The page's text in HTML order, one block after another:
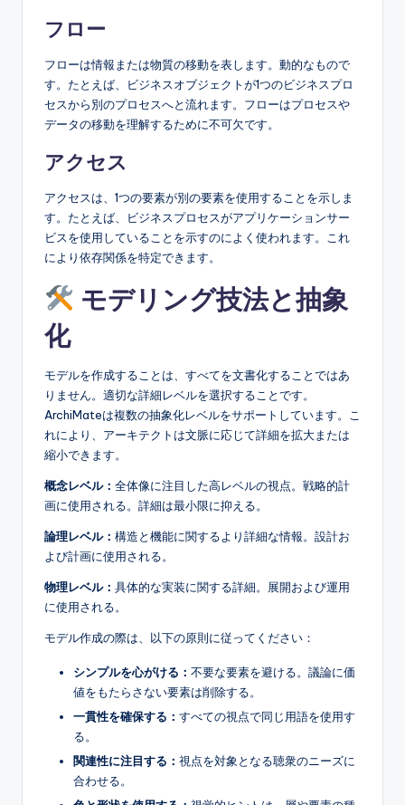
フロー
フローは情報または物質の移動を表します。動的なもので
す。たとえば、ビジネスオブジェクトが1つのビジネスプロ
セスから別のプロセスへと流れます。フローはプロセスや
データの移動を理解するために不可欠です。
アクセス
アクセスは、1つの要素が別の要素を使用することを示しま
す。たとえば、ビジネスプロセスがアプリケーションサー
ビスを使用していることを示すのによく使われます。これ
により依存関係を特定できます。
モデリング技法と抽象
化
モデルを作成することは、すべてを文書化することではあ
りません。適切な詳細レベルを選択することです。
ArchiMateは複数の抽象化レベルをサポートしています。こ
れにより、アーキテクトは文脈に応じて詳細を拡大または
縮小できます。
概念レベル： 全体像に注目した高レベルの視点。戦略的計
画に使用される。詳細は最小限に抑える。
論理レベル： 構造と機能に関するより詳細な情報。設計お
よび計画に使用される。
物理レベル： 具体的な実装に関する詳細。展開および運用
に使用される。
モデル作成の際は、以下の原則に従ってください：
シンプルを心がける： 不要な要素を避ける。議論に価
値をもたらさない要素は削除する。
一貫性を確保する： すべての視点で同じ用語を使用す
る。
関連性に注目する： 視点を対象となる聴衆のニーズに
合わせる。